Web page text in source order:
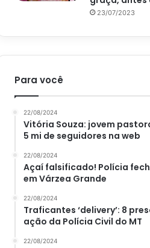
23/07/2023
Para você
22/08/2024
Vitória Souza: jovem
5 mi de seguidores na web
22/08/2024
Açaí falsificado! Polícia
em Várzea Grande
22/08/2024
Traficantes ‘delivery’: 8
ação da Polícia Civil do MT
22/08/2024